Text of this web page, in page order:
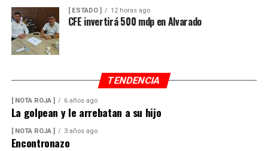
[ ESTADO ] 12 horas ago
CFE invertirá 500 mdp en Alvarado
TENDENCIA
[ NOTA ROJA ] 6 años ago
La golpean y le arrebatan a su hijo
[ NOTA ROJA ] 3 años ago
Encontronazo